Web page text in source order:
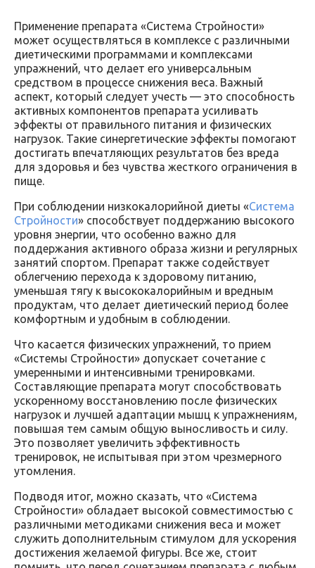
Применение препарата «Система Стройности»
может осуществляться в комплексе с различными
диетическими программами и комплексами
упражнений, что делает его универсальным
средством в процессе снижения веса. Важный
аспект, который следует учесть — это способность
активных компонентов препарата усиливать
эффекты от правильного питания и физических
нагрузок. Такие синергетические эффекты помогают
достигать впечатляющих результатов без вреда
для здоровья и без чувства жесткого ограничения в
пище.
При соблюдении низкокалорийной диеты «Система
Стройности» способствует поддержанию высокого
уровня энергии, что особенно важно для
поддержания активного образа жизни и регулярных
занятий спортом. Препарат также содействует
облегчению перехода к здоровому питанию,
уменьшая тягу к высококалорийным и вредным
продуктам, что делает диетический период более
комфортным и удобным в соблюдении.
Что касается физических упражнений, то прием
«Системы Стройности» допускает сочетание с
умеренными и интенсивными тренировками.
Составляющие препарата могут способствовать
ускоренному восстановлению после физических
нагрузок и лучшей адаптации мышц к упражнениям,
повышая тем самым общую выносливость и силу.
Это позволяет увеличить эффективность
тренировок, не испытывая при этом чрезмерного
утомления.
Подводя итог, можно сказать, что «Система
Стройности» обладает высокой совместимостью с
различными методиками снижения веса и может
служить дополнительным стимулом для ускорения
достижения желаемой фигуры. Все же, стоит